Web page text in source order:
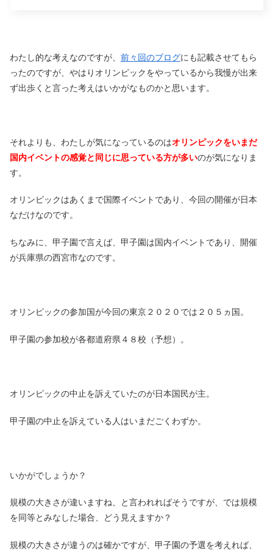
わたし的な考えなのですが、 前々回のブログにも記載させてもら
ったのですが、やはりオリンピックをやっているから我慢が出来
ず出歩くと言った考えはいかがなものかと思います。
それよりも、わたしが気になっているのはオリンピックをいまだ
国内イベントの感覚と同じに思っている方が多いのが気になりま
す。
オリンピックはあくまで国際イベントであり、今回の開催が日本
なだけなのです。
ちなみに、甲子園で言えば、甲子園は国内イベントであり、開催
が兵庫県の西宮市なのです。
オリンピックの参加国が今回の東京２０２０では２０５ヵ国。
甲子園の参加校が各都道府県４８校（予想）。
オリンピックの中止を訴えていたのが日本国民が主。
甲子園の中止を訴えている人はいまだごくわずか。
いかがでしょうか？
規模の大きさが違いますね、と言われればそうですが、では規模
を同等とみなした場合、どう見えますか？
規模の大きさが違うのは確かですが、甲子園の予選を考えれば、